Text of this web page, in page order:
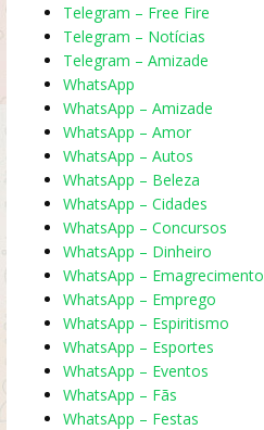
Telegram – Free Fire
Telegram – Notícias
Telegram – Amizade
WhatsApp
WhatsApp – Amizade
WhatsApp – Amor
WhatsApp – Autos
WhatsApp – Beleza
WhatsApp – Cidades
WhatsApp – Concursos
WhatsApp – Dinheiro
WhatsApp – Emagrecimento
WhatsApp – Emprego
WhatsApp – Espiritismo
WhatsApp – Esportes
WhatsApp – Eventos
WhatsApp – Fãs
WhatsApp – Festas